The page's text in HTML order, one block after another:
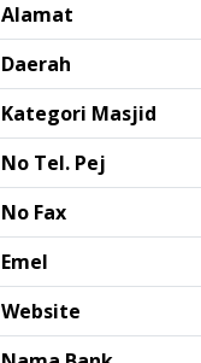
Alamat
Daerah
Kategori Masjid
No Tel. Pej
No Fax
Emel
Website